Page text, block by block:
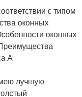
с типом
оконных
оконных
А
лучшую